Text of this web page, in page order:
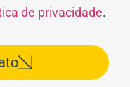
de privacidade.